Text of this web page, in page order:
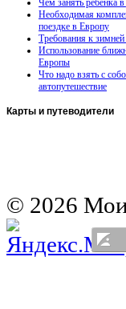
Необходимая
поездке в Европу
Требования к
Использование
Европы
Что надо взять с
автопутешествие
Карты и путеводители
© 2026 Мои